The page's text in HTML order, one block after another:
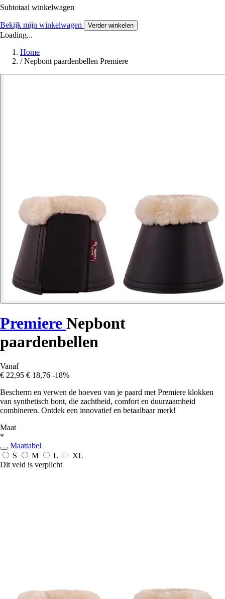
Subtotaal winkelwagen
Bekijk mijn winkelwagen Verder winkelen
Loading...
Home
/ Nepbont paardenbellen Premiere
Premiere Nepbont
paardenbellen
Vanaf
€ 22,95 € 18,76 -18%
Bescherm en verwen de hoeven van je paard met Premiere klokken
van synthetisch bont, die zachtheid, comfort en duurzaamheid
combineren. Ontdek een innovatief en betaalbaar merk!
Maat
*
Maattabel
S
M L
XL
Dit veld is verplicht